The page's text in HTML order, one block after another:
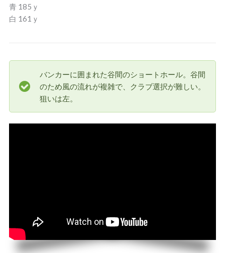
青 185ｙ
白 161ｙ
バンカーに囲まれた谷間のショートホール。谷間
のため風の流れが複雑で、クラブ選択が難しい。
狙いは左。